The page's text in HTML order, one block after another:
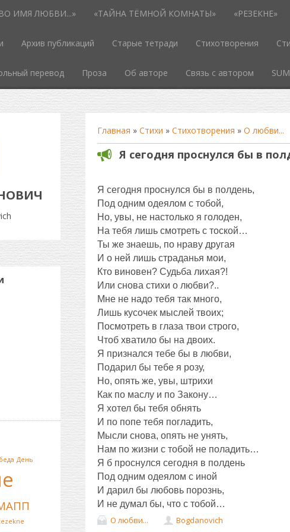
ИМЯ ЛЮБВИ...» «ТАЙНА ТЁМНОЙ КОМНАТЫ» «РЕЗЕКНЕ»
Архив публикаций Старые тетради Стихотворения
перевод Проза Об авторе Связь с автором
Главная » Стихи » Стихотворения » О любви...
Я сегодня проснулся бы в
Я сегодня проснулся бы в полдень,
Под одним одеялом с тобой,
Но, увы, не настолько я голоден,
На тебя лишь смотреть с тоской…
Ты же знаешь, по нраву другая
И о ней лишь страданья мои,
Кто виновен? Судьба лихая?!
Или снова стихи о любви?..
Мне не надо тебя так много,
Лишь кусочек мыслей твоих;
Посмотреть в глаза твои строго,
Чтоб хватило бы на двоих.
Я признался тебе бы в любви,
Подарил бы тебе я розу,
Но, опять же, увы, штрихи
Как по маслу и по Закону…
Я хотел бы тебя обнять
И по попе тебя погладить,
Мысли снова, опять не унять,
Нам по жизни с тобой не поладить…
Я б проснулся сегодня в полдень
Под одним одеялом с иной
И дарил бы любовь порознь,
И не думал бы, что с тобой…
О любви... Bogdanovich
День